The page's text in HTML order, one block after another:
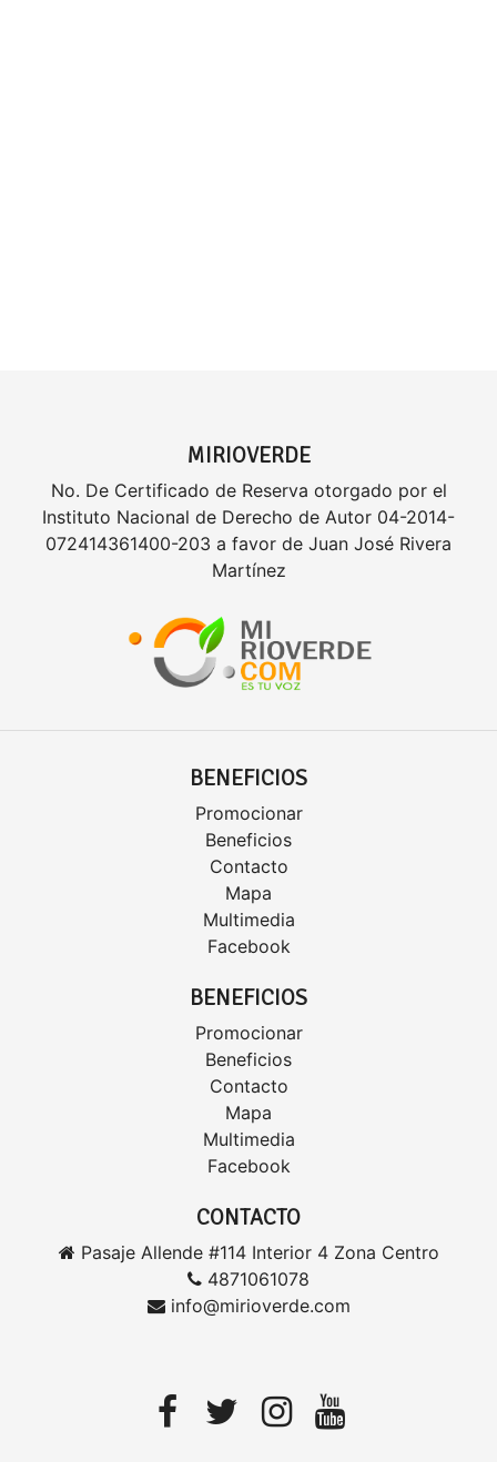
MIRIOVERDE
No. De Certificado de Reserva otorgado por el
Instituto Nacional de Derecho de Autor 04-2014-
072414361400-203 a favor de Juan José Rivera
Martínez
BENEFICIOS
Promocionar
Beneficios
Contacto
Mapa
Multimedia
Facebook
BENEFICIOS
Promocionar
Beneficios
Contacto
Mapa
Multimedia
Facebook
CONTACTO
Pasaje Allende #114 Interior 4 Zona Centro
4871061078
info@mirioverde.com